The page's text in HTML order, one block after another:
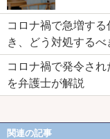
コロナ禍で急増す
き、どう対処するべ
コロナ禍で発令さ
を弁護士が解説
関連の記事